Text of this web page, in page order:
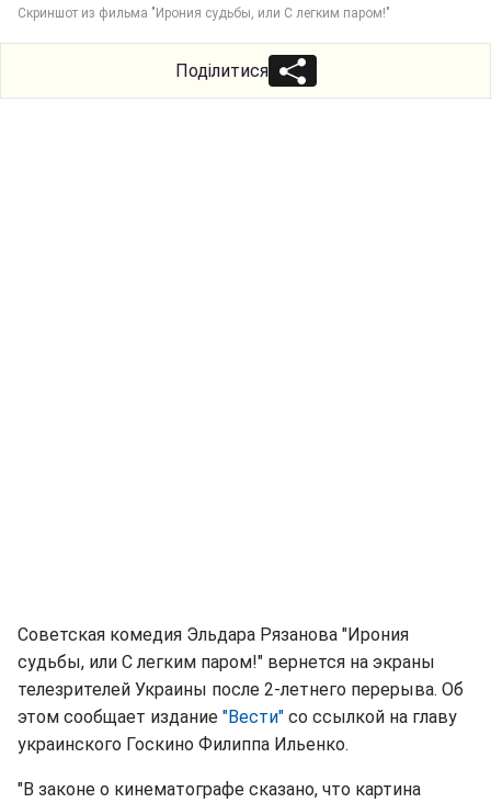
Скриншот из фильма "Ирония судьбы, или С легким паром!"
Поділитися
Советская комедия Эльдара Рязанова "Ирония
судьбы, или С легким паром!" вернется на экраны
телезрителей Украины после 2-летнего перерыва. Об
этом сообщает издание "Вести" со ссылкой на главу
украинского Госкино Филиппа Ильенко.
"В законе о кинематографе сказано, что картина